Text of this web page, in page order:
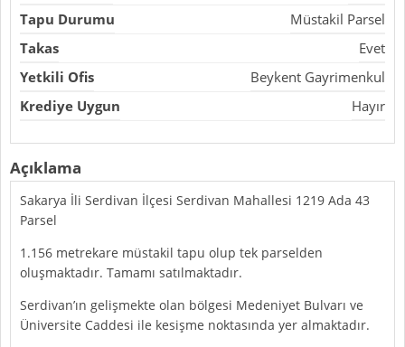
Tapu Durumu
Müstakil Parsel
Takas
Evet
Yetkili Ofis
Beykent Gayrimenkul
Krediye Uygun
Hayır
Açıklama
Sakarya İli Serdivan İlçesi Serdivan Mahallesi 1219 Ada 43
Parsel
1.156 metrekare müstakil tapu olup tek parselden
oluşmaktadır. Tamamı satılmaktadır.
Serdivan’ın gelişmekte olan bölgesi Medeniyet Bulvarı ve
Üniversite Caddesi ile kesişme noktasında yer almaktadır.